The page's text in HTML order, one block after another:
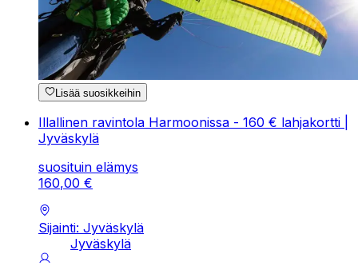
Lisää suosikkeihin
Illallinen ravintola Harmoonissa - 160 € lahjakortti |
Jyväskylä
suosituin elämys
160,00 €
Sijainti: Jyväskylä
Jyväskylä